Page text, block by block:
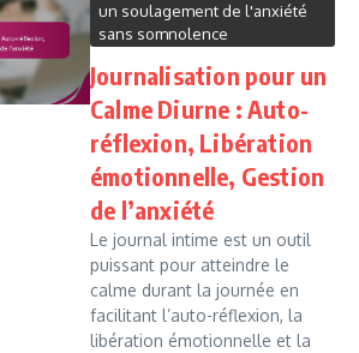
un soulagement de l'anxiété
sans somnolence
Journalisation pour un
Calme Diurne : Auto-
réflexion, Libération
émotionnelle, Gestion
de l’anxiété
Le journal intime est un outil
puissant pour atteindre le
calme durant la journée en
facilitant l’auto-réflexion, la
libération émotionnelle et la